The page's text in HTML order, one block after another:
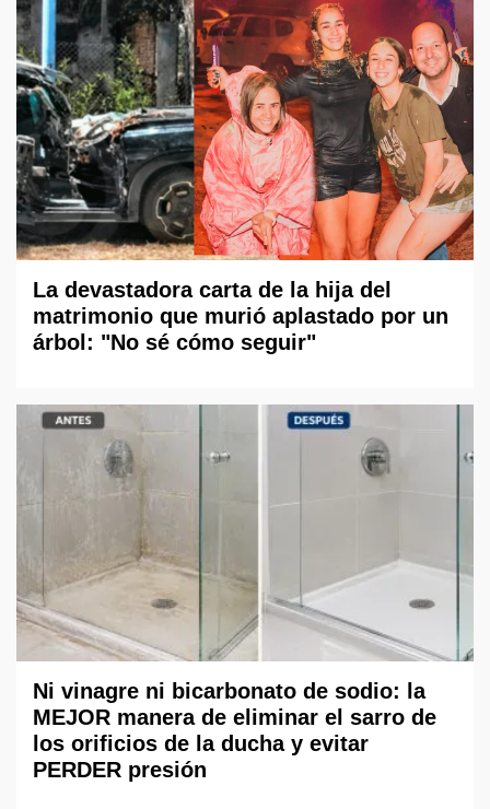
La devastadora carta de la hija del
matrimonio que murió aplastado por un
árbol: "No sé cómo seguir"
Ni vinagre ni bicarbonato de sodio: la
MEJOR manera de eliminar el sarro de
los orificios de la ducha y evitar
PERDER presión